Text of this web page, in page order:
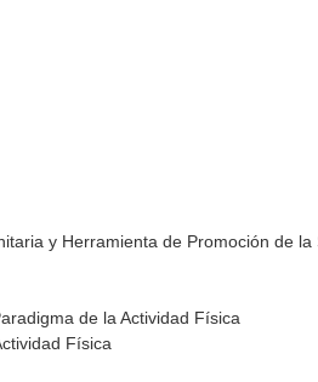
y Herramienta de Promoción de la
de la Actividad Física
Física